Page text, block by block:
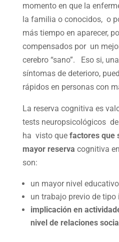
momento en que la
la familia o conocidos, o
más tiempo en aparecer,
compensados por un
cerebro “sano”. Eso si,
síntomas de deterioro,
rápidos en personas con
La reserva cognitiva es
tests neuropsicológicos
ha visto que factores que
mayor reserva cognitiva
son:
un mayor nivel
un trabajo previo de tipo
implicación en
nivel de relaciones